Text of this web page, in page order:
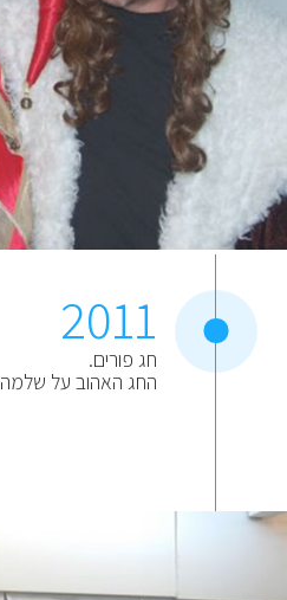
2011
חג פורים.
החג האהוב על שלמה